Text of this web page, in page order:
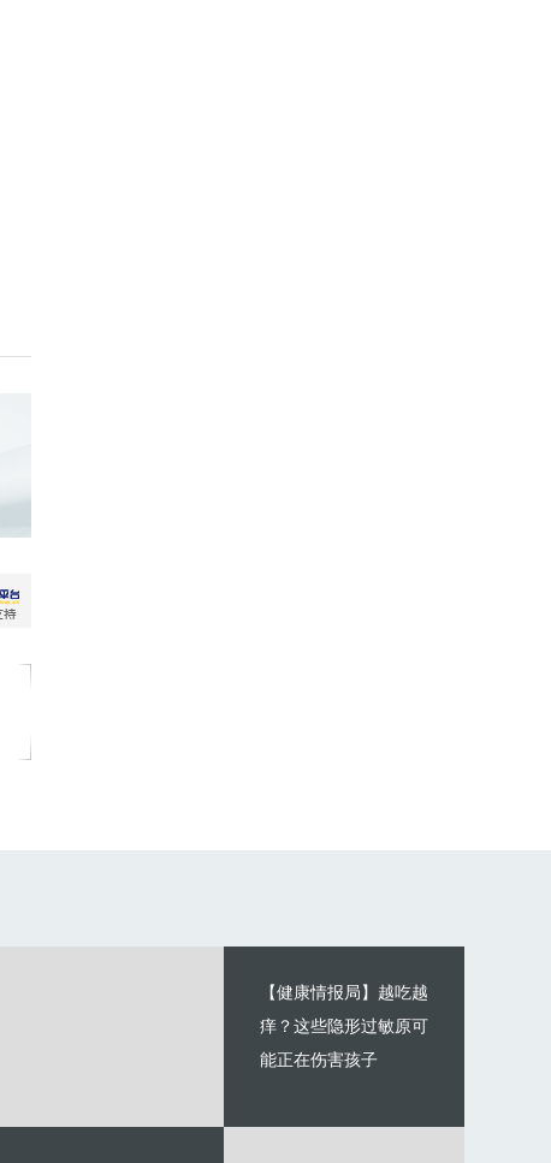
【健康情报局】越吃越
痒？这些隐形过敏原可
能正在伤害孩子